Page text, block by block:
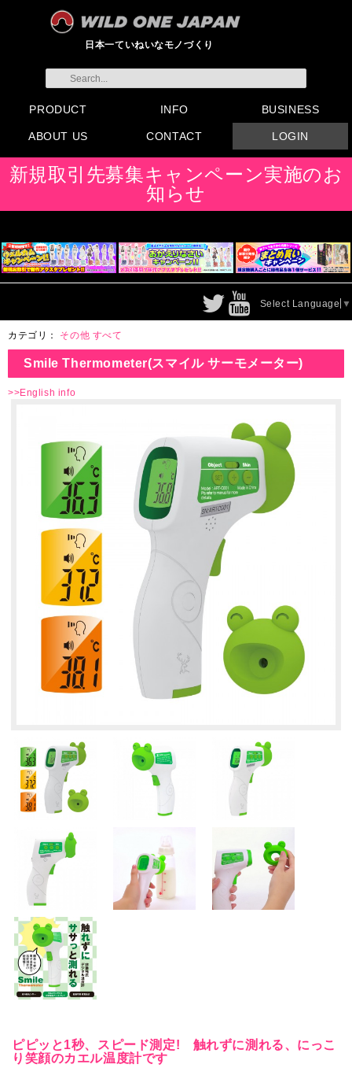
日本一ていねいなモノづくり
PRODUCT
すべてのグッズ
新製品
発売前製品
デンマ
ニップルドーム他
ローター
バイブ
オナホール
ラブドール
サポート
矯正リング
ローション
ラブサプリ
ディルド
アナル
SMグッズ
日本製グッズ
その他グッズ
INFO
製品情報
お知らせ
イベント・展示会
メディア掲載
BUSINESS
会員登録
注文方法・卸売りについ
FAX注文書
カタログ
販促物配布
代理店契約について
ABOUT US
会社概要
よくある質問
取り扱い店リスト
CONTACT
お問い合わせ
付属品販売(一般のお客様
向け)
アイディア募集
LOGIN
新規取引先募集キャンペーン実施のお
知らせ
Select Language ▼
カテゴリ： その他 すべて
Smile Thermometer(スマイル サーモメーター)
>>English info
ピピッと1秒、スピード測定! 触れずに測れる、にっこ
り笑顔のカエル温度計です